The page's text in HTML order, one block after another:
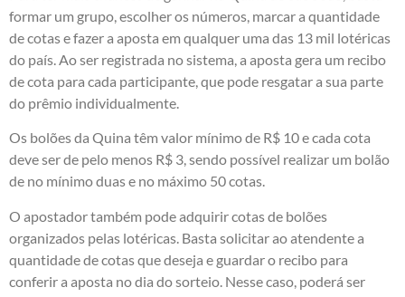
formar um grupo, escolher os números, marcar a quantidade
de cotas e fazer a aposta em qualquer uma das 13 mil lotéricas
do país. Ao ser registrada no sistema, a aposta gera um recibo
de cota para cada participante, que pode resgatar a sua parte
do prêmio individualmente.
Os bolões da Quina têm valor mínimo de R$ 10 e cada cota
deve ser de pelo menos R$ 3, sendo possível realizar um bolão
de no mínimo duas e no máximo 50 cotas.
O apostador também pode adquirir cotas de bolões
organizados pelas lotéricas. Basta solicitar ao atendente a
quantidade de cotas que deseja e guardar o recibo para
conferir a aposta no dia do sorteio. Nesse caso, poderá ser